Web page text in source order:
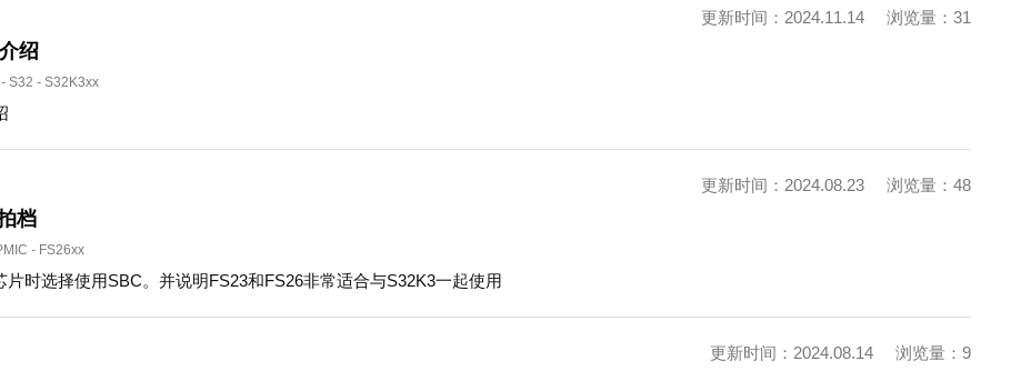
浏览量：31
更新时间：2024.11.14
绍
- S32 - S32K3xx
浏览量：48
更新时间：2024.08.23
档
- FS26xx
片时选择使用SBC。并说明FS23和FS26非常适合与S32K3一起使用
浏览量：9
更新时间：2024.08.14